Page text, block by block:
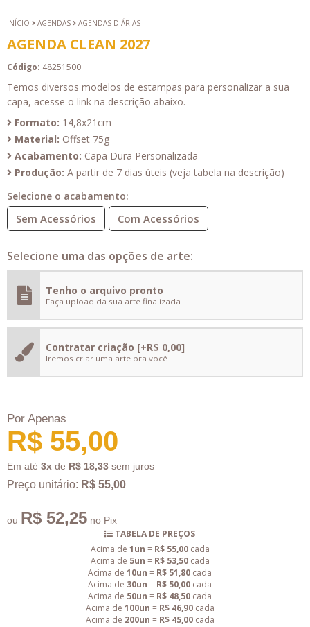
INÍCIO AGENDAS AGENDAS DIÁRIAS
AGENDA CLEAN 2027
Código: 48251500
Temos diversos modelos de estampas para personalizar a sua
capa, acesse o link na descrição abaixo.
Formato: 14,8x21cm
Material: Offset 75g
Acabamento: Capa Dura Personalizada
Produção: A partir de 7 dias úteis (veja tabela na descrição)
Selecione o acabamento:
Sem Acessórios Com Acessórios
Selecione uma das opções de arte:
Tenho o arquivo pronto
Faça upload da sua arte finalizada
Contratar criação [+R$ 0,00]
Iremos criar uma arte pra você
Por Apenas
R$ 55,00
Em até 3x de R$ 18,33 sem juros
Preço unitário: R$ 55,00
ou R$ 52,25 no Pix
TABELA DE PREÇOS
Acima de 1un = R$ 55,00 cada
Acima de 5un = R$ 53,50 cada
Acima de 10un = R$ 51,80 cada
Acima de 30un = R$ 50,00 cada
Acima de 50un = R$ 48,50 cada
Acima de 100un = R$ 46,90 cada
Acima de 200un = R$ 45,00 cada